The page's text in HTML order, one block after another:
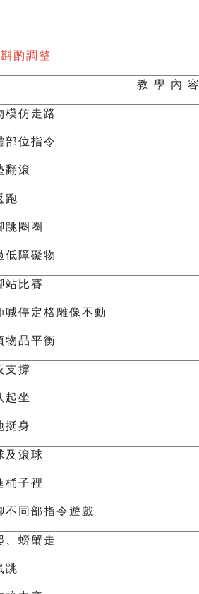
酌調整
教 學 內 容
模仿走路
部位指令
翻滾
跑
跳圈圈
低障礙物
站比賽
喊停定格雕像不動
物品平衡
支撐
起坐
挺身
及滾球
桶子裡
不同部指令遊戲
、螃蟹走
跳